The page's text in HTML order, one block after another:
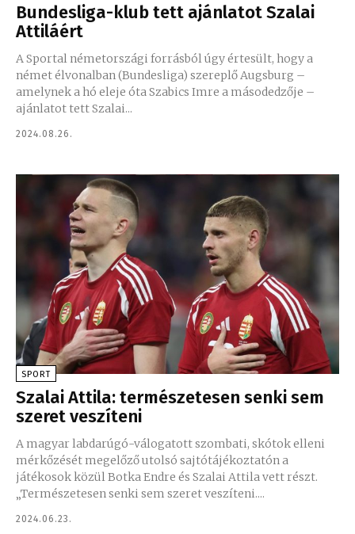
Bundesliga-klub tett ajánlatot Szalai
Attiláért
A Sportal németországi forrásból úgy értesült, hogy a
német élvonalban (Bundesliga) szereplő Augsburg –
amelynek a hó eleje óta Szabics Imre a másodedzője –
ajánlatot tett Szalai...
2024.08.26.
SPORT
Szalai Attila: természetesen senki sem
szeret veszíteni
A magyar labdarúgó-válogatott szombati, skótok elleni
mérkőzését megelőző utolsó sajtótájékoztatón a
játékosok közül Botka Endre és Szalai Attila vett részt.
„Természetesen senki sem szeret veszíteni....
2024.06.23.